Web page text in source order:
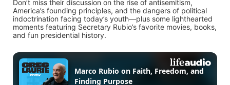
Don’t miss their discussion on the rise of antisemitism,
America’s founding principles, and the dangers of political
indoctrination facing today’s youth—plus some lighthearted
moments featuring Secretary Rubio’s favorite movies, books,
and fun presidential history.